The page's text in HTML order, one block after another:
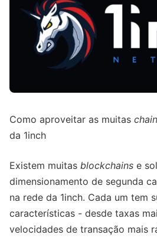
Como aproveitar as muitas
da 1inch
Existem muitas blockchains e
dimensionamento de segunda
na rede da 1inch. Cada um tem
características - desde taxas
velocidades de transação mais